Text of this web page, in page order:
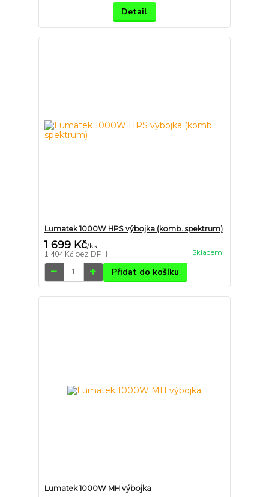
Detail
Lumatek 1000W HPS výbojka (komb. spektrum)
1 699 Kč/ks
1 404 Kč bez DPH Skladem
Přidat do košíku
Lumatek 1000W MH výbojka